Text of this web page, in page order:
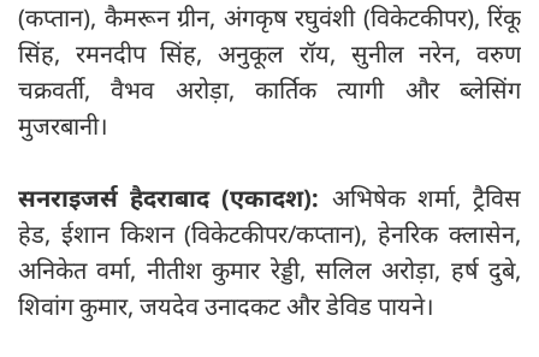
(कप्तान), कैमरून ग्रीन, अंगकृष रघुवंशी (विकेटकीपर), रिंकू
सिंह, रमनदीप सिंह, अनुकूल रॉय, सुनील नरेन, वरुण
चक्रवर्ती, वैभव अरोड़ा, कार्तिक त्यागी और ब्लेसिंग
मुजरबानी।
सनराइजर्स हैदराबाद (एकादश): अभिषेक शर्मा, ट्रैविस
हेड, ईशान किशन (विकेटकीपर/कप्तान), हेनरिक क्लासेन,
अनिकेत वर्मा, नीतीश कुमार रेड्डी, सलिल अरोड़ा, हर्ष दुबे,
शिवांग कुमार, जयदेव उनादकट और डेविड पायने।